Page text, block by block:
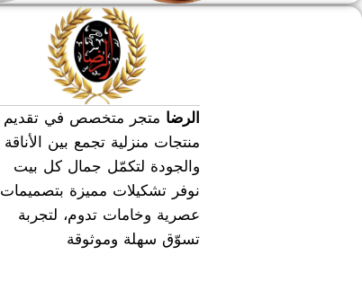
طقم عشاء
الرضا متجر متخصص في تقديم
منتجات منزلية تجمع بين الأناقة
والجودة لتكمّل جمال كل بيت
نوفر تشكيلات مميزة بتصميمات
عصرية وخامات تدوم، لتجربة
تسوّق سهلة وموثوقة